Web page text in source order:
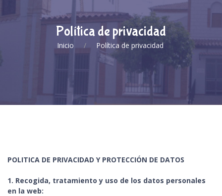
Política de privacidad
Inicio Política de privacidad
POLITICA DE PRIVACIDAD Y PROTECCIÓN DE DATOS
1. Recogida, tratamiento y uso de los datos personales
en la web: